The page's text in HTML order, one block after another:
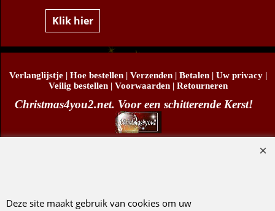
Klik hier
Verlanglijstje | Hoe bestellen | Verzenden | Betalen | Uw privacy |
Veilig bestellen | Voorwaarden | Retourneren
Christmas4you2.net. Voor een schitterende Kerst!
Deze site maakt gebruik van cookies om uw